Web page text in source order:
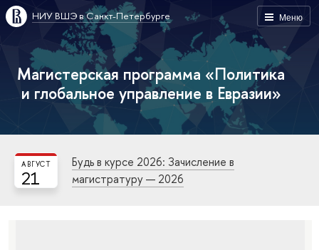
Меню
НИУ ВШЭ в Санкт-Петербурге
Магистерская программа «Политика
и глобальное управление в Евразии»
21
АВГУСТ
Будь в курсе 2026: Зачисление в
магистратуру — 2026